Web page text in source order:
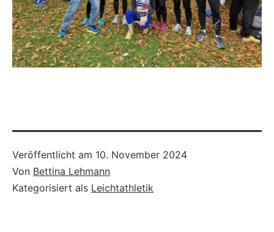
Veröffentlicht am 10. November 2024
Von Bettina Lehmann
Kategorisiert als Leichtathletik